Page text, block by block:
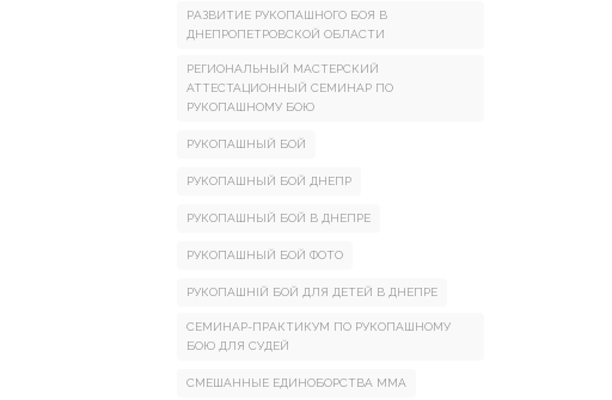
РАЗВИТИЕ РУКОПАШНОГО БОЯ В
ДНЕПРОПЕТРОВСКОЙ ОБЛАСТИ
РЕГИОНАЛЬНЫЙ МАСТЕРСКИЙ
АТТЕСТАЦИОННЫЙ СЕМИНАР ПО
РУКОПАШНОМУ БОЮ
РУКОПАШНЫЙ БОЙ
РУКОПАШНЫЙ БОЙ ДНЕПР
РУКОПАШНЫЙ БОЙ В ДНЕПРЕ
РУКОПАШНЫЙ БОЙ ФОТО
РУКОПАШНІЙ БОЙ ДЛЯ ДЕТЕЙ В ДНЕПРЕ
СЕМИНАР-ПРАКТИКУМ ПО РУКОПАШНОМУ
БОЮ ДЛЯ СУДЕЙ
СМЕШАННЫЕ ЕДИНОБОРСТВА ММА